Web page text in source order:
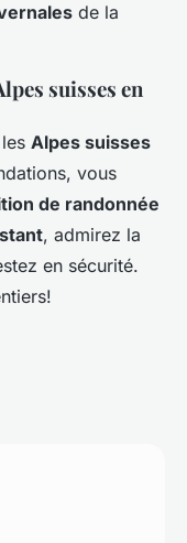
de la
suisses en
Alpes suisses
vous
de randonnée
, admirez la
en sécurité.